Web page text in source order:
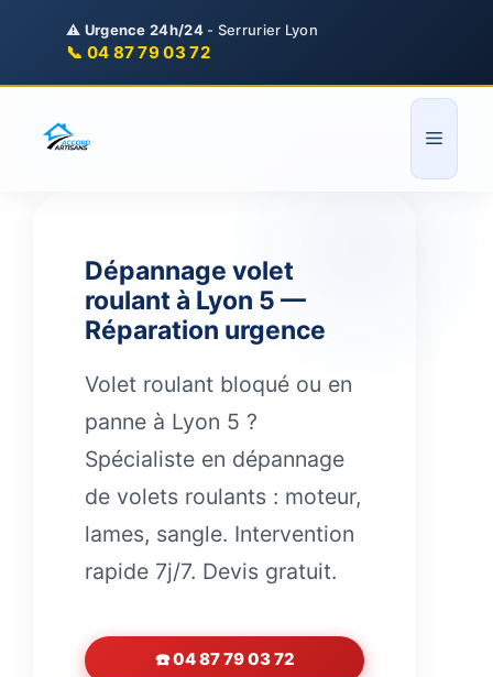
⚠️ Urgence 24h/24- Serrurier Lyon
📞 04 87 79 03 72
Menu
Dépannage volet
roulant à Lyon 5 —
Réparation urgence
Volet roulant bloqué ou en
panne à Lyon 5 ?
Spécialiste en dépannage
de volets roulants : moteur,
lames, sangle. Intervention
rapide 7j/7. Devis gratuit.
☎️ 04 87 79 03 72